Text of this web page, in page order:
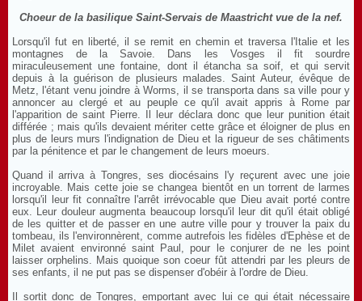
Choeur de la basilique Saint-Servais de Maastricht vue de la nef.
Lorsqu'il fut en liberté, il se remit en chemin et traversa l'Italie et les
montagnes de la Savoie. Dans les Vosges il fit sourdre
miraculeusement une fontaine, dont il étancha sa soif, et qui servit
depuis à la guérison de plusieurs malades. Saint Auteur, évêque de
Metz, l'étant venu joindre à Worms, il se transporta dans sa ville pour y
annoncer au clergé et au peuple ce qu'il avait appris à Rome par
l'apparition de saint Pierre. Il leur déclara donc que leur punition était
différée ; mais qu'ils devaient mériter cette grâce et éloigner de plus en
plus de leurs murs l'indignation de Dieu et la rigueur de ses châtiments
par la pénitence et par le changement de leurs moeurs.
Quand il arriva à Tongres, ses diocésains l'y reçurent avec une joie
incroyable. Mais cette joie se changea bientôt en un torrent de larmes
lorsqu'il leur fit connaître l'arrêt irrévocable que Dieu avait porté contre
eux. Leur douleur augmenta beaucoup lorsqu'il leur dit qu'il était obligé
de les quitter et de passer en une autre ville pour y trouver la paix du
tombeau, ils l'environnèrent, comme autrefois les fidèles d'Ephèse et de
Milet avaient environné saint Paul, pour le conjurer de ne les point
laisser orphelins. Mais quoique son coeur fût attendri par les pleurs de
ses enfants, il ne put pas se dispenser d'obéir à l'ordre de Dieu.
Il sortit donc de Tongres, emportant avec lui ce qui était nécessaire